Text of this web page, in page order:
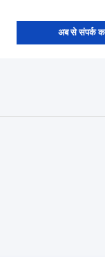
अब से संपर्क